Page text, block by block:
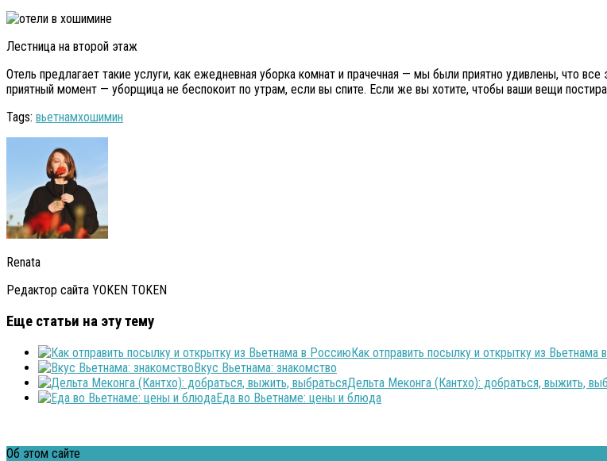
Лестница на второй этаж
Отель предлагает такие услуги, как ежедневная уборка комнат и прачечная — мы были приятно удивлены, что
приятный момент — уборщица не беспокоит по утрам, если вы спите. Если же вы хотите, чтобы ваши вещи
Tags: вьетнамхошимин
Renata
Редактор сайта YOKEN TOKEN
Еще статьи на эту тему
Как отправить посылку и открытку из Вьетнама
Вкус Вьетнама: знакомство
Дельта Меконга (Кантхо): добраться, выжить,
Еда во Вьетнаме: цены и блюда
Об этом сайте